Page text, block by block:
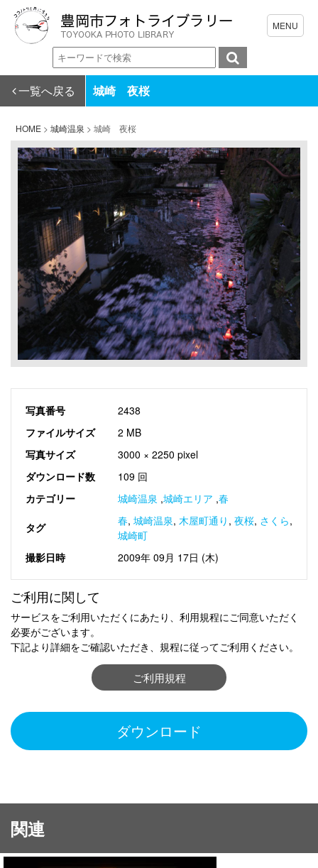
一覧へ戻る 城崎 夜桜
HOME > 城崎温泉 > 城崎 夜桜
写真番号
2438
ファイルサイズ
2 MB
写真サイズ
3000 × 2250 pixel
ダウンロード数
109 回
カテゴリー
城崎温泉 ,城崎エリア ,春
タグ 春, 城崎温泉, 木屋町通り , 夜桜, さくら,
城崎町
撮影日時
2009年 09月 17日 (木)
ご利用に関して
サービスをご利用いただくにあたり、利用規程にご同意いただく
必要がございます。
下記より詳細をご確認いただき、規程に従ってご利用ください。
ご利用規程
ダウンロード
関連